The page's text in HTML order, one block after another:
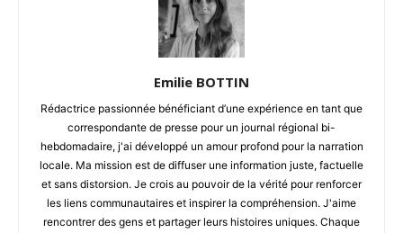
Emilie BOTTIN
Rédactrice passionnée bénéficiant d’une expérience en tant que
correspondante de presse pour un journal régional bi-
hebdomadaire, j'ai développé un amour profond pour la narration
locale. Ma mission est de diffuser une information juste, factuelle
et sans distorsion. Je crois au pouvoir de la vérité pour renforcer
les liens communautaires et inspirer la compréhension. J'aime
rencontrer des gens et partager leurs histoires uniques. Chaque